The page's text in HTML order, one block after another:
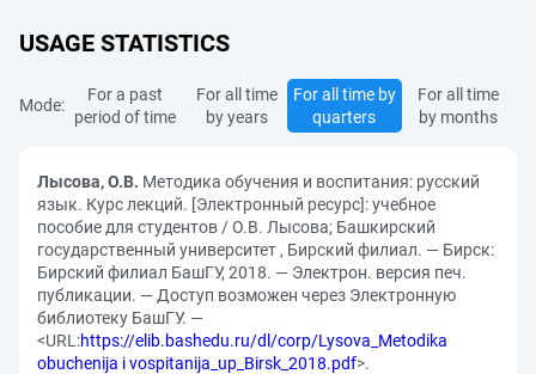
USAGE STATISTICS
Mode:
For a past
period of time
For all time
by years
For all time by
quarters
For all time
by months
Лысова, О.В. Методика обучения и воспитания: русский
язык. Курс лекций. [Электронный ресурс]: учебное
пособие для студентов / О.В. Лысова; Башкирский
государственный университет , Бирский филиал. — Бирск:
Бирский филиал БашГУ, 2018. — Электрон. версия печ.
публикации. — Доступ возможен через Электронную
библиотеку БашГУ. —
<URL:https://elib.bashedu.ru/dl/corp/Lysova_Metodika
obuchenija i vospitanija_up_Birsk_2018.pdf>.